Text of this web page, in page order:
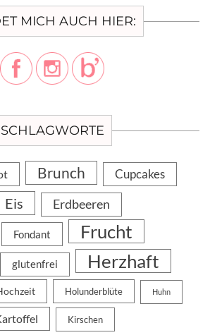
MICH AUCH HIER:
SCHLAGWORTE
Brunch Cupcakes
Eis Erdbeeren
Fondant Frucht
glutenfrei Herzhaft
Holunderblüte Huhn
Kirschen